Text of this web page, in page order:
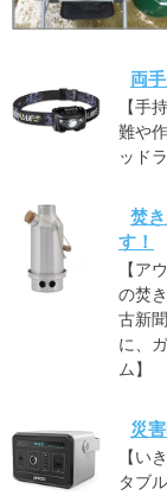
両
【手
難や
ッド
焚
す！
【ア
の焚
古新
に、
ム】
災
【い
タブ